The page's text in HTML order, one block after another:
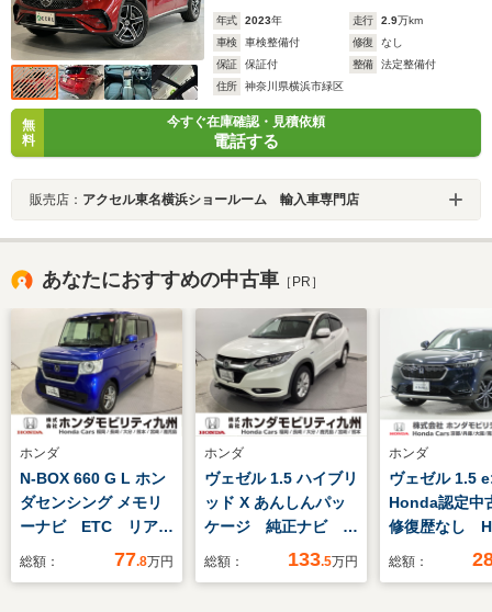
年式 2023年 走行 2.9万km
車検
車検整備付 修復
なし
保証
保証付 整備
法定整備付
住所
神奈川県横浜市緑区
無
料
今すぐ在庫確認・見積依頼
電話する
販売店： アクセル東名横浜ショールーム 輸入車専門店
あなたにおすすめの中古車 ［PR］
ホンダ
N-BOX 660 G L ホン
ダセンシング メモリ
ーナビ ETC リアカ
メラ 片側電動スライ
総額： 77.8万円
ホンダ
ヴェゼル 1.5 ハイブリ
ッド X あんしんパッ
ケージ 純正ナビ
総額： 133.5万円
ホンダ
ヴェゼル 1.5
Honda認定
修復歴なし
販売店全国
総額：